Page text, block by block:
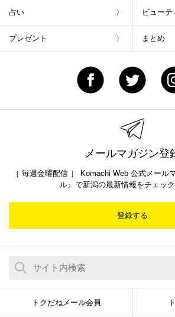
占い ビューテ
プレゼント まとめ
メールマガジン登
［ 毎週金曜配信 ］ Komachi Web 公式メール
ル』で新潟の最新情報をチェック
登録する
トクだねメール会員